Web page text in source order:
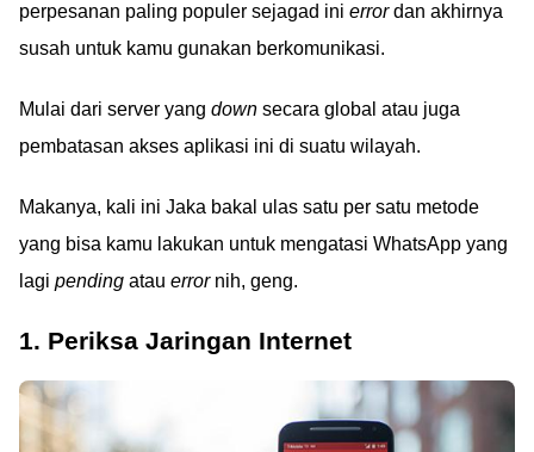
perpesanan paling populer sejagad ini errordan akhirnya
susah untuk kamu gunakan berkomunikasi.
Mulai dari server yang down secara global atau juga
pembatasan akses aplikasi ini di suatu wilayah.
Makanya, kali ini Jaka bakal ulas satu per satu metode
yang bisa kamu lakukan untuk mengatasi WhatsApp yang
lagi pending atau errornih, geng.
1. Periksa Jaringan Internet